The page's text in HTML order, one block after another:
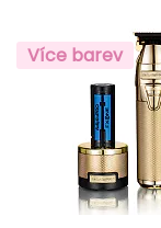
Více barev